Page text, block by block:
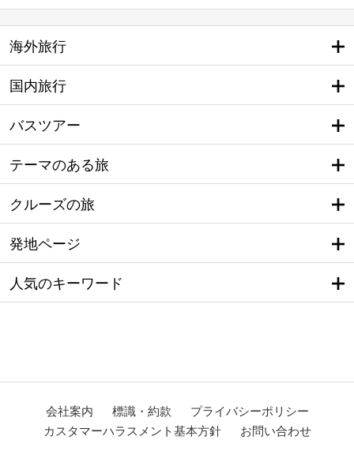
海外旅行
国内旅行
バスツアー
テーマのある旅
クルーズの旅
発地ページ
人気のキーワード
会社案内 標識・約款
プライバシーポリシー
カスタマーハラスメント基本方針
お問い合わせ